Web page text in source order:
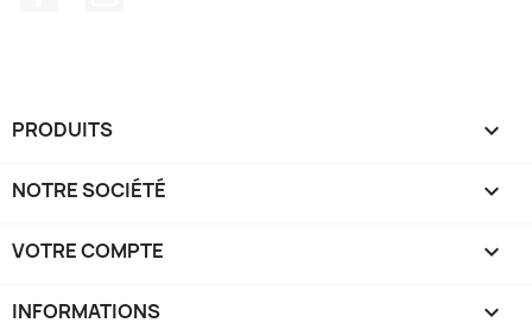
PRODUITS 
NOTRE SOCIÉTÉ 
VOTRE COMPTE 
INFORMATIONS keyboard_arrow_down